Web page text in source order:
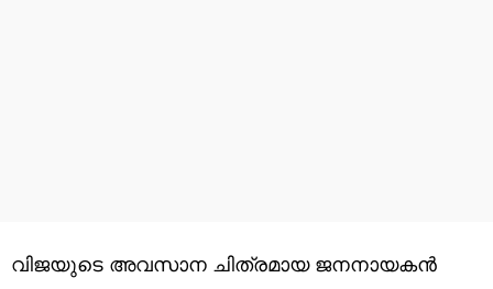
വിജയുടെ അവസാന ചിത്രമായ ജനനായകൻ